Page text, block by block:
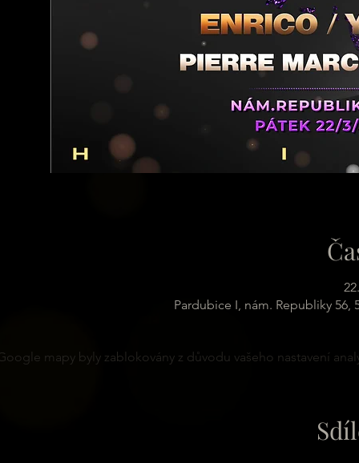
Pardubice I, nám. Republiky 56,
mapy byly zablokovány z důvodu vašeho nastavení